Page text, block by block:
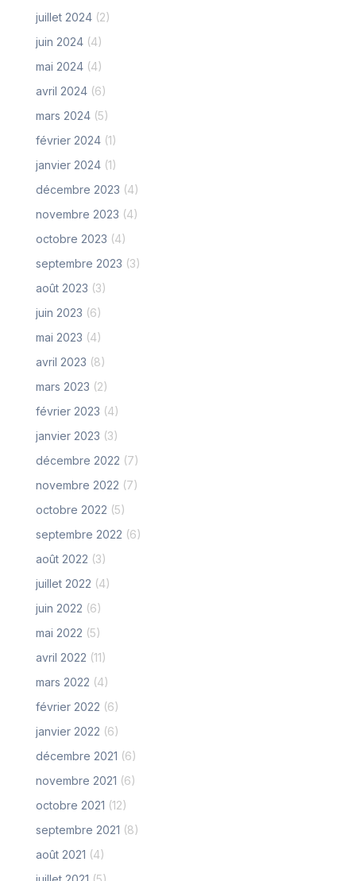
juillet 2024 (2)
juin 2024 (4)
mai 2024 (4)
avril 2024 (6)
mars 2024 (5)
février 2024 (1)
janvier 2024 (1)
décembre 2023 (4)
novembre 2023 (4)
octobre 2023 (4)
septembre 2023 (3)
août 2023 (3)
juin 2023 (6)
mai 2023 (4)
avril 2023 (8)
mars 2023 (2)
février 2023 (4)
janvier 2023 (3)
décembre 2022 (7)
novembre 2022 (7)
octobre 2022 (5)
septembre 2022 (6)
août 2022 (3)
juillet 2022 (4)
juin 2022 (6)
mai 2022 (5)
avril 2022 (11)
mars 2022 (4)
février 2022 (6)
janvier 2022 (6)
décembre 2021 (6)
novembre 2021 (6)
octobre 2021 (12)
septembre 2021 (8)
août 2021 (4)